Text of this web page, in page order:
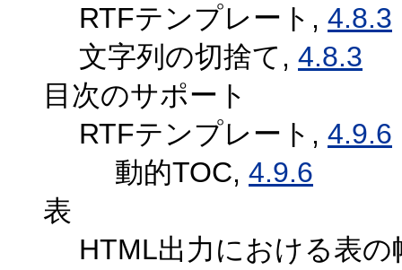
RTFテンプレート, 4.8.3
文字列の切捨て, 4.8.3
目次のサポート
RTFテンプレート, 4.9.6
動的TOC, 4.9.6
表
HTML出力における表